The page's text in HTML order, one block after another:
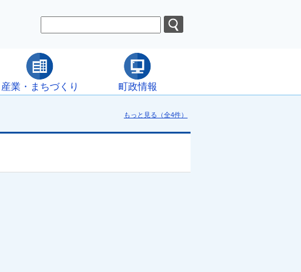
産業・まちづくり 町政情報
もっと見る（全4件）